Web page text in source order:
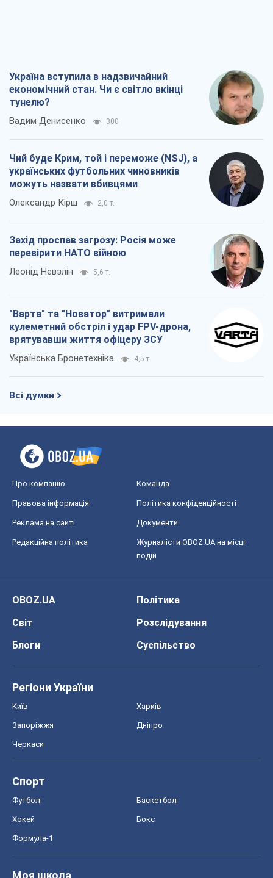
Україна вступила в надзвичайний
економічний стан. Чи є світло вкінці
тунелю?
Вадим Денисенко 300
Чий буде Крим, той і переможе (NSJ), а
українських футбольних чиновників
можуть назвати вбивцями
Олександр Кірш 2,0 т.
Захід проспав загрозу: Росія може
перевірити НАТО війною
Леонід Невзлін 5,6 т.
"Варта" та "Новатор" витримали
кулеметний обстріл і удар FPV-дрона,
врятувавши життя офіцеру ЗСУ
Українська Бронетехніка 4,5 т.
Всі думки
Про компанію Команда
Правова інформація Політика конфіденційності
Реклама на сайті Документи
Редакційна політика
Журналісти OBOZ.UA на місці
подій
OBOZ.UA
Політика
Світ
Розслідування
Блоги
Суспільство
Регіони України
Київ Харків
Запоріжжя Дніпро
Черкаси
Спорт
Футбол Баскетбол
Хокей Бокс
Формула-1
Моя школа